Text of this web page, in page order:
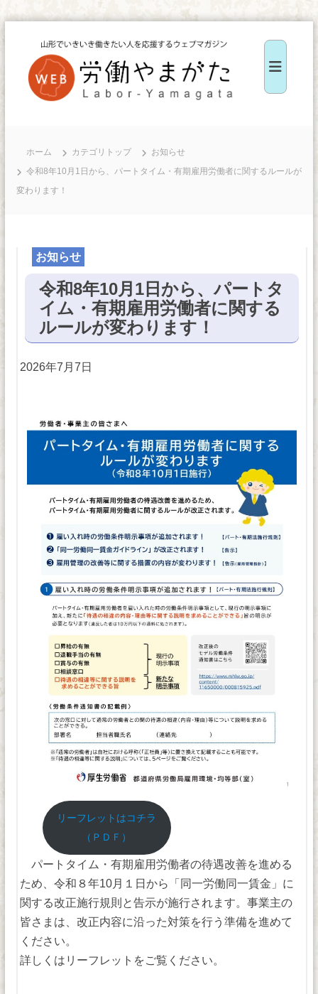
B
労
働
た
ホーム カテゴリトップ
お知らせ
令和8年10月1日から、パートタイム・有期雇用労働者に関するルールが
変わります！
お知らせ
令和8年10月1日から、パートタ
イム・有期雇用労働者に関する
ルールが変わります！
2026年7月7日
リーフレットはコチラ
（ＰＤＦ）
パートタイム・有期雇用労働者の待遇改善を進める
ため、令和８年10月１日から「同一労働同一賃金」に
関する改正施行規則と告示が施行されます。事業主の
皆さまは、改正内容に沿った対策を行う準備を進めて
ください。
詳しくはリーフレットをご覧ください。